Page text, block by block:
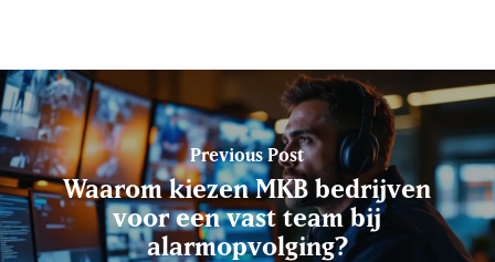
Previous Post
Waarom kiezen MKB bedrijven
voor een vast team bij
alarmopvolging?